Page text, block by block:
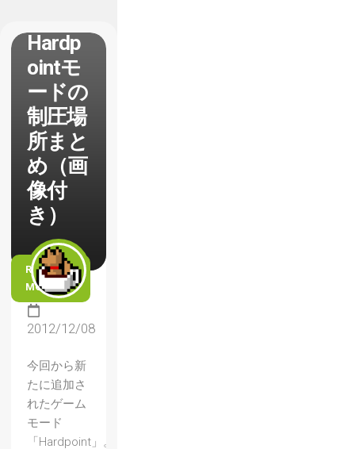
Hardp
ointモ
ードの
制圧場
所まと
め（画
像付
き）
READ
MORE
2012/12/08
今回から新
たに追加さ
れたゲーム
モード
「Hardpoint」。